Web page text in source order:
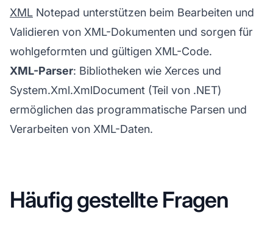
XML Notepad unterstützen beim Bearbeiten und
Validieren von XML-Dokumenten und sorgen für
wohlgeformten und gültigen XML-Code.
XML-Parser: Bibliotheken wie Xerces und
System.Xml.XmlDocument (Teil von .NET)
ermöglichen das programmatische Parsen und
Verarbeiten von XML-Daten.
Häufig gestellte Fragen